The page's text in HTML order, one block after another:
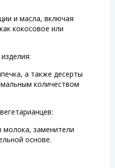
и масла, включая
кокосовое или
а также десерты
количеством
заменители
основе.